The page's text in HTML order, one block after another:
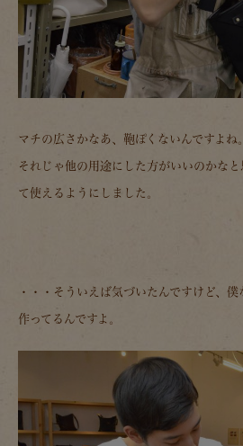
マチの広さかなあ、鞄ぽくないんですよね。
それじゃ他の用途にした方がいいのかな
て使えるようにしました。
・・・そういえば気づいたんですけど、
作ってるんですよ。